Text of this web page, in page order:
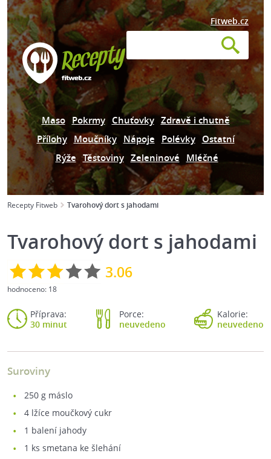
Fitweb.cz
Maso Pokrmy Chuťovky Zdravě i chutně
Přílohy Moučníky Nápoje Polévky Ostatní
Rýže Těstoviny Zeleninové Mléčné
Recepty Fitweb Tvarohový dort s jahodami
Tvarohový dort s jahodami
3.06
hodnoceno: 18
Příprava:
30 minut
Porce:
neuvedeno
Kalorie:
neuvedeno
Suroviny
250 g máslo
4 lžíce moučkový cukr
1 balení jahody
1 ks smetana ke šlehání